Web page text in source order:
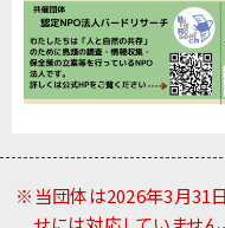
※当団体は2026年3月31日